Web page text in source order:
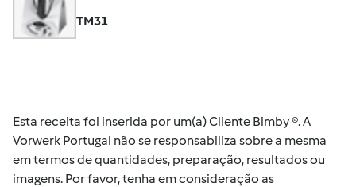
TM31
Esta receita foi inserida por um(a) Cliente Bimby ®. A
Vorwerk Portugal não se responsabiliza sobre a mesma
em termos de quantidades, preparação, resultados ou
imagens. Por favor, tenha em consideração as